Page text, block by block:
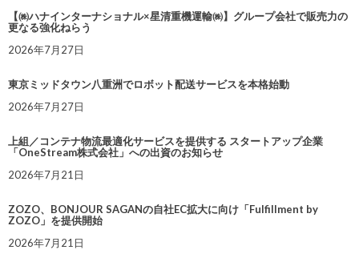
【㈱ハナインターナショナル×星清重機運輸㈱】グループ会社で販売力の
更なる強化ねらう
2026年7月27日
東京ミッドタウン八重洲でロボット配送サービスを本格始動
2026年7月27日
上組／コンテナ物流最適化サービスを提供する スタートアップ企業
「OneStream株式会社」への出資のお知らせ
2026年7月21日
ZOZO、BONJOUR SAGANの自社EC拡大に向け「Fulfillment by
ZOZO」を提供開始
2026年7月21日